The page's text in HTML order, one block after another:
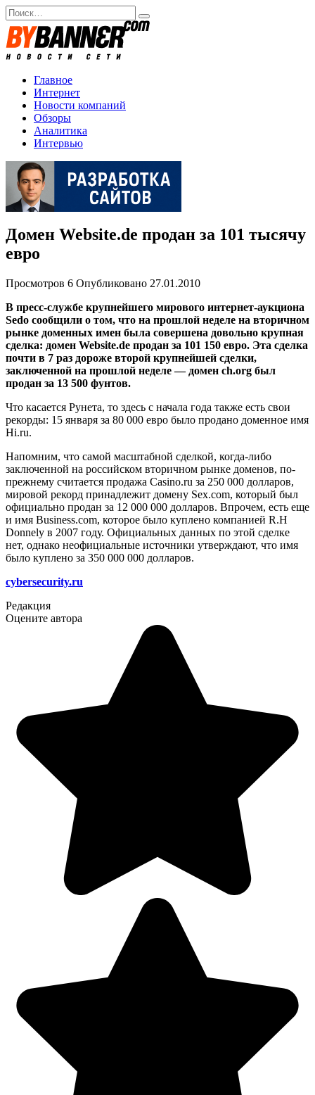
Перейти
к
содержанию
Search
for:
Главное
Интернет
Новости компаний
Обзоры
Аналитика
Интервью
Домен Website.de продан за 101 тысячу
евро
Просмотров 6 Опубликовано 27.01.2010
В пресс-службе крупнейшего мирового интернет-аукциона
Sedo сообщили о том, что на прошлой неделе на вторичном
рынке доменных имен была совершена довольно крупная
сделка: домен Website.de продан за 101 150 евро. Эта сделка
почти в 7 раз дороже второй крупнейшей сделки,
заключенной на прошлой неделе — домен ch.org был
продан за 13 500 фунтов.
Что касается Рунета, то здесь с начала года также есть свои
рекорды: 15 января за 80 000 евро было продано доменное имя
Hi.ru.
Напомним, что самой масштабной сделкой, когда-либо
заключенной на российском вторичном рынке доменов, по-
прежнему считается продажа Casino.ru за 250 000 долларов,
мировой рекорд принадлежит домену Sex.com, который был
официально продан за 12 000 000 долларов. Впрочем, есть еще
и имя Business.com, которое было куплено компанией R.H
Donnely в 2007 году. Официальных данных по этой сделке
нет, однако неофициальные источники утверждают, что имя
было куплено за 350 000 000 долларов.
cybersecurity.ru
Редакция
Оцените автора